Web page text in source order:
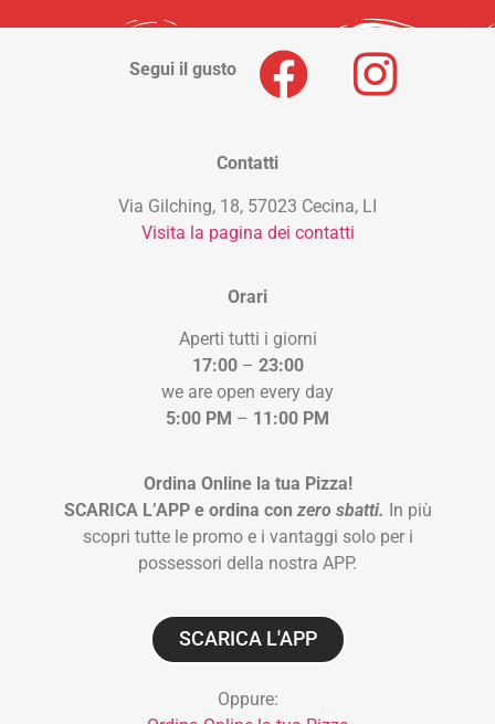
Segui il gusto
Contatti
Via Gilching, 18, 57023 Cecina, LI
Visita la pagina dei contatti
Orari
Aperti tutti i giorni
17:00– 23:00
we are open every day
5:00 PM – 11:00 PM
Ordina Online la tua Pizza!
SCARICA L’APP e ordina con zero sbatti. In più
scopri tutte le promo e i vantaggi solo per i
possessori della nostra APP.
SCARICA L'APP
Oppure: